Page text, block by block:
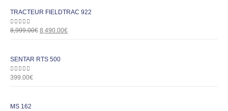
TRACTEUR FIELDTRAC 922
0out of 5
8,999.00€ 8,490.00€
SENTAR RTS 500
0out of 5
399.00€
MS 162